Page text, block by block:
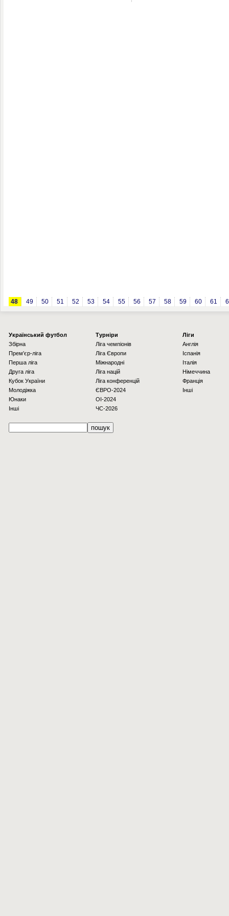
48 49 50 51 52 53 54 55 56 57 58 59 60 61
Українcький футбол
Збірна
Прем'єр-ліга
Перша ліга
Друга ліга
Кубок України
Молодіжка
Юнаки
Інші
Турніри
Ліга чемпіонів
Ліга Європи
Міжнародні
Ліга націй
Ліга конференцій
ЄВРО-2024
OI-2024
ЧС-2026
Ліги
Англія
Іспанія
Італія
Німеччина
Франція
Інші